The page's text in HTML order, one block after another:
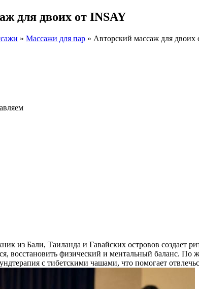
для двоих от INSAY
» Массажи для пар » Авторский массаж для двоих
из Бали, Таиланда и Гавайских островов создает
восстановить физический и ментальный баланс.
с тибетскими чашами, что помогает